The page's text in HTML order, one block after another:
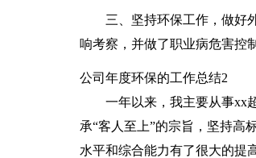
三、坚持环保工作，做好
响考察，并做了职业病危害控
公司年度环保的工作总结2
一年以来，我主要从事xx
承“客人至上”的宗旨，坚持高
水平和综合能力有了很大的提